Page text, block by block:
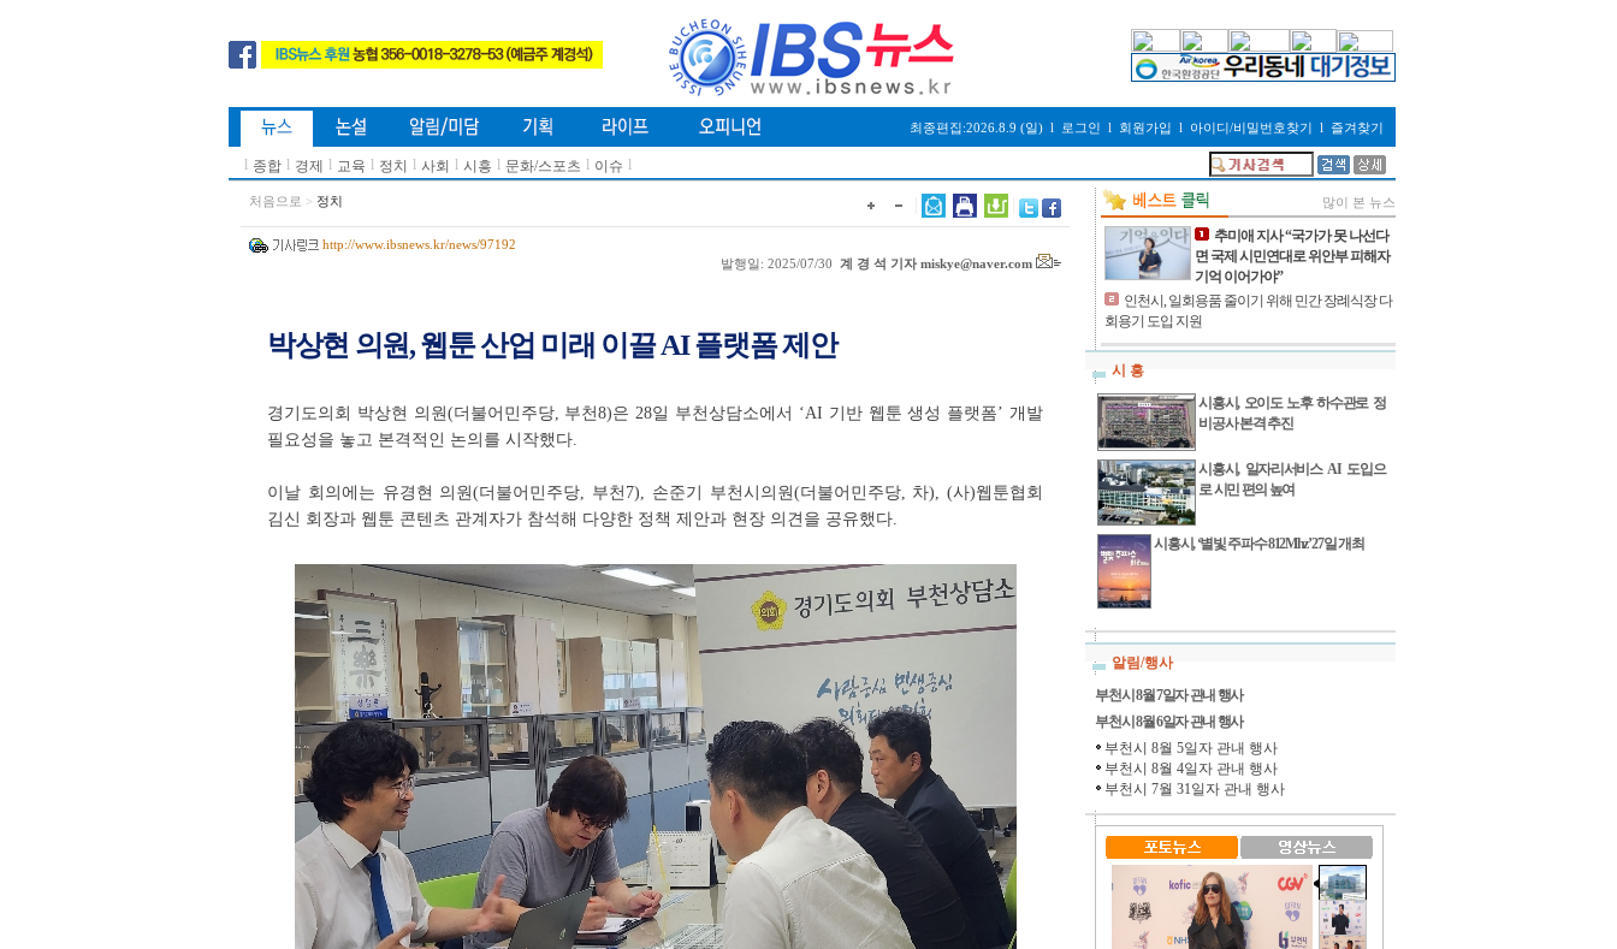
최종편집:2026.8.9 (일) l 로그인 l 회원가입 l 아이디/비밀번호찾기 l 즐겨찾기
l 종합 l 경제 l 교육 l 정치 l 사회 l 시흥 l 문화/스포츠 l 이슈 l
처음으로 > 정치
http://www.ibsnews.kr/news/97192
발행일: 2025/07/30
계 경 석 기자 miskye@naver.com
박상현 의원, 웹툰 산업 미래 이끌 AI 플랫폼 제안
경기도의회 박상현 의원(더불어민주당, 부천8)은 28일 부천상담소에서 ‘AI 기반 웹툰 생성 플랫폼’ 개발
필요성을 놓고 본격적인 논의를 시작했다.
이날 회의에는 유경현 의원(더불어민주당, 부천7), 손준기 부천시의원(더불어민주당, 차), (사)웹툰협회
김신 회장과 웹툰 콘텐츠 관계자가 참석해 다양한 정책 제안과 현장 의견을 공유했다.
많이 본 뉴스
추미애 지사 “국가가 못 나선다
면 국제 시민연대로 위안부 피해자
기억 이어가야”
인천시, 일회용품 줄이기 위해 민간 장례식장 다
회용기 도입 지원
시 흥
시흥시, 오이도 노후 하수관로 정
비공사 본격 추진
시흥시, 일자리서비스 AI 도입으
로 시민 편의 높여
시흥시, ‘별빛 주파수 812Mhz’ 27일 개최
알림/행사
부천시 8월 7일자 관내 행사
부천시 8월 6일자 관내 행사
부천시 8월 5일자 관내 행사
부천시 8월 4일자 관내 행사
부천시 7월 31일자 관내 행사